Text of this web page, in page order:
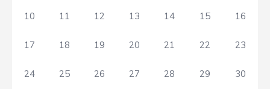
10 11 12 13 14 15 16
17 18 19 20 21 22 23
24 25 26 27 28 29 30